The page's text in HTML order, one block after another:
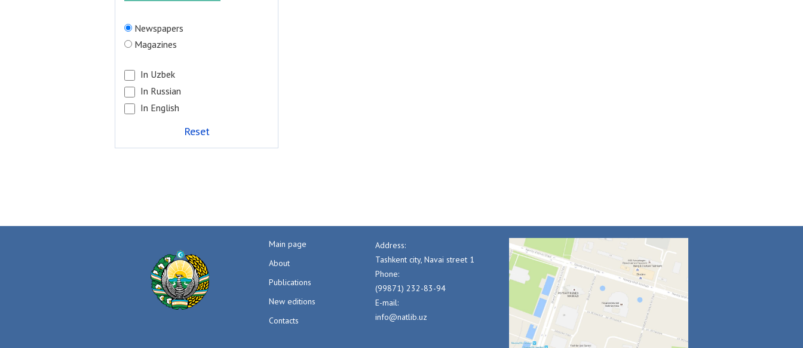
Newspapers
Magazines
In Uzbek
In Russian
In English
Reset
Main page
About
Publications
New editions
Contacts
Address:
Tashkent city, Navai street 1
Phone:
(99871) 232-83-94
E-mail:
info@natlib.uz